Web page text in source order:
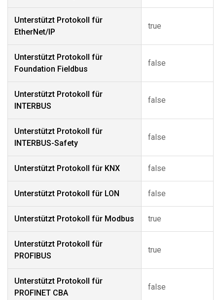
Unterstützt Protokoll für
EtherNet/IP
true
Unterstützt Protokoll für
Foundation Fieldbus
false
Unterstützt Protokoll für
INTERBUS
false
Unterstützt Protokoll für
INTERBUS-Safety
false
Unterstützt Protokoll für KNX false
Unterstützt Protokoll für LON false
Unterstützt Protokoll für Modbus true
Unterstützt Protokoll für
PROFIBUS
true
Unterstützt Protokoll für
PROFINET CBA
false